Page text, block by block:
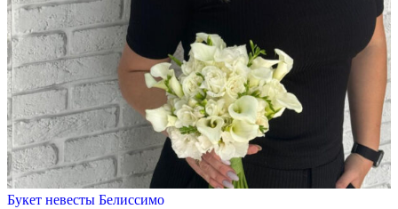
Букет невесты Белиссимо